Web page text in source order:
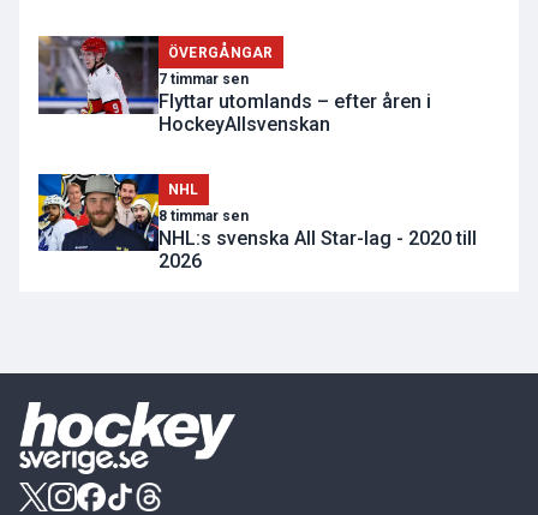
ÖVERGÅNGAR
7 timmar sen
Flyttar utomlands – efter åren i
HockeyAllsvenskan
NHL
8 timmar sen
NHL:s svenska All Star-lag - 2020 till
2026